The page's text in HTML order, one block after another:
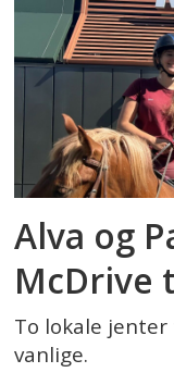
Alva og
McDrive
To lokale
vanlige.